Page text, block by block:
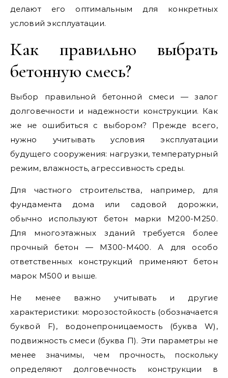
делают его оптимальным для конкретных
условий эксплуатации.
Как правильно выбрать
бетонную смесь?
Выбор правильной бетонной смеси — залог
долговечности и надежности конструкции. Как
же не ошибиться с выбором? Прежде всего,
нужно учитывать условия эксплуатации
будущего сооружения: нагрузки, температурный
режим, влажность, агрессивность среды.
Для частного строительства, например, для
фундамента дома или садовой дорожки,
обычно используют бетон марки М200-М250.
Для многоэтажных зданий требуется более
прочный бетон — М300-М400. А для особо
ответственных конструкций применяют бетон
марок М500 и выше.
Не менее важно учитывать и другие
характеристики: морозостойкость (обозначается
буквой F), водонепроницаемость (буква W),
подвижность смеси (буква П). Эти параметры не
менее значимы, чем прочность, поскольку
определяют долговечность конструкции в